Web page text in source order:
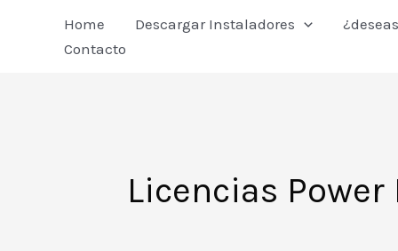
Home Descargar Instaladores
Contacto
Licencias Power